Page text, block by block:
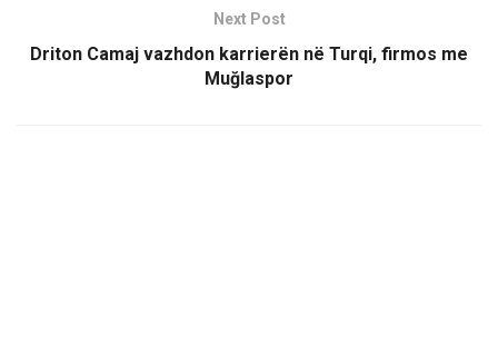
Next Post
Driton Camaj vazhdon karrierën në Turqi, firmos me
Muğlaspor